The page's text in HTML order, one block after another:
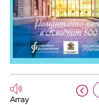
Array